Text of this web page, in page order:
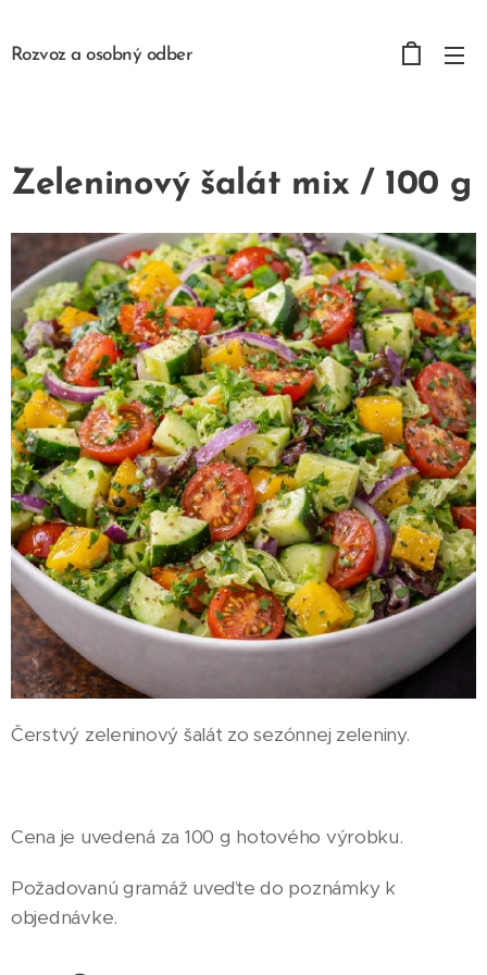
Rozvoz a osobný odber
Zeleninový šalát mix / 100 g
Čerstvý zeleninový šalát zo sezónnej zeleniny.
Cena je uvedená za 100 g hotového výrobku.
Požadovanú gramáž uveďte do poznámky k
objednávke.